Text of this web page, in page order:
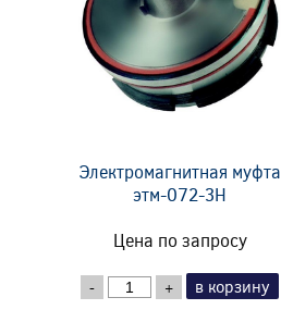
Электромагнитная муфта
этм-072-3Н
Цена по запросу
- + в корзину